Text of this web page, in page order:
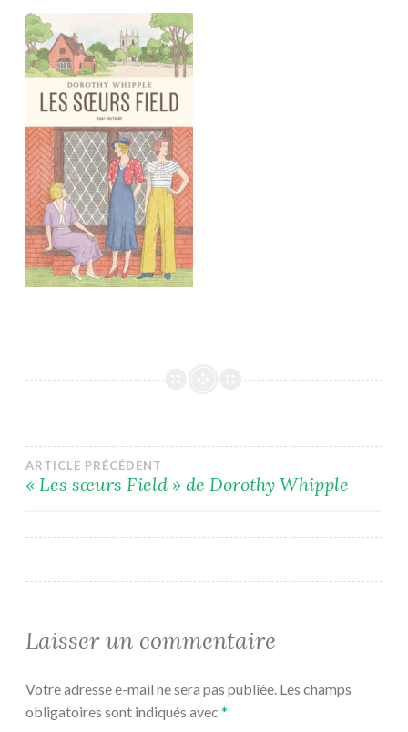
Navigation
ARTICLE PRÉCÉDENT
« Les sœurs Field » de Dorothy Whipple
Laisser un commentaire
Votre adresse e-mail ne sera pas publiée. Les champs
obligatoires sont indiqués avec *